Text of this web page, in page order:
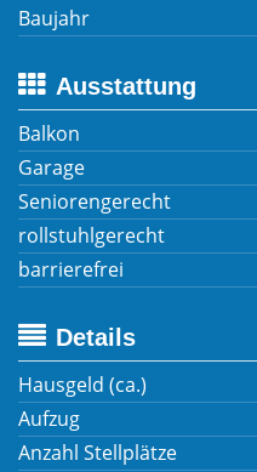
Baujahr
Ausstattung
Balkon
Garage
Seniorengerecht
rollstuhlgerecht
barrierefrei
Details
Hausgeld (ca.)
Aufzug
Anzahl Stellplätze